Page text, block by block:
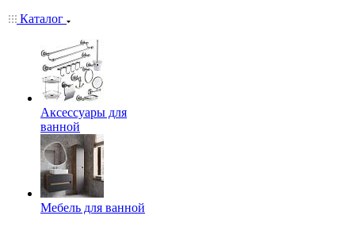
Каталог
Аксессуары для
ванной
Мебель для ванной